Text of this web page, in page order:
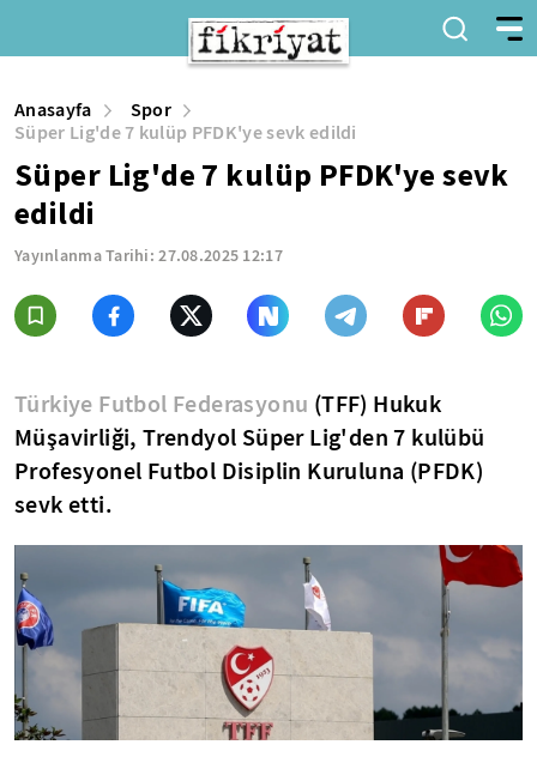
Anasayfa
Spor
Süper Lig'de 7 kulüp PFDK'ye sevk edildi
Süper Lig'de 7 kulüp PFDK'ye sevk
edildi
Yayınlanma Tarihi:27.08.2025 12:17
Türkiye Futbol Federasyonu (TFF) Hukuk
Müşavirliği, Trendyol Süper Lig'den 7 kulübü
Profesyonel Futbol Disiplin Kuruluna (PFDK)
sevk etti.